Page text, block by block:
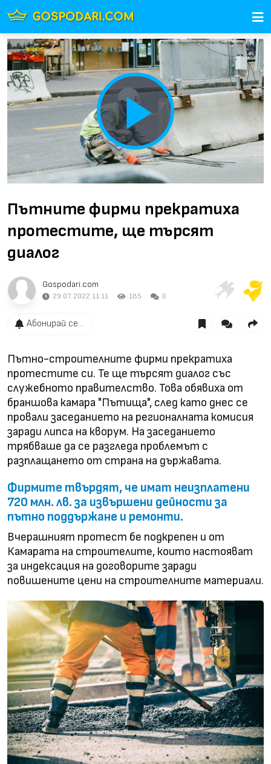
Play
Video
Пътните фирми прекратиха
протестите, ще търсят
диалог
Gospodari.com
29.07.2022 11:11 185 0
Абонирай се...
Пътно-строителните фирми прекратиха
протестите си. Те ще търсят диалог със
служебното правителство. Това обявиха от
браншова камара "Пътища", след като днес се
провали заседанието на регионалната комисия
заради липса на кворум. На заседанието
трябваше да се разгледа проблемът с
разплащането от страна на държавата.
Фирмите твърдят, че имат неизплатени
720 млн. лв. за извършени дейности за
пътно поддържане и ремонти.
Вчерашният протест бе подкрепен и от
Камарата на строителите, които настояват
за индексация на договорите заради
повишените цени на строителните материали.